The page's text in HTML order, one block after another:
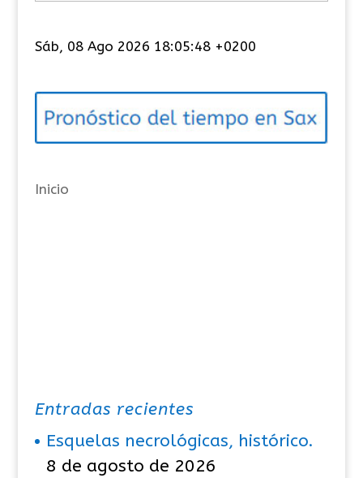
e
o
í
s
Sáb, 08 Ago 2026 18:05:48 +0200
Inicio
Entradas recientes
Esquelas necrológicas, histórico.
8 de agosto de 2026